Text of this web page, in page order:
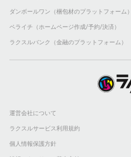
ダンボールワン（梱包材のプラットフォーム）
ペライチ（ホームページ作成/予約/決済）
ラクスルバンク（金融のプラットフォーム）
運営会社について
ラクスルサービス利用規約
個人情報保護方針